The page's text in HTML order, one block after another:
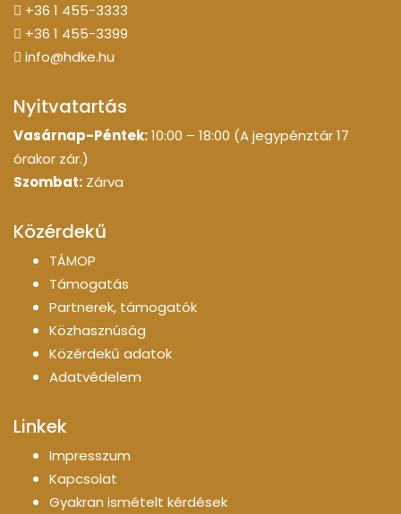
+36 1 455-3333
+36 1 455-3399
info@hdke.hu
Nyitvatartás
Vasárnap-Péntek:10:00 – 18:00 (A jegypénztár 17
órakor zár.)
Szombat: Zárva
Közérdekű
TÁMOP
Támogatás
Partnerek, támogatók
Közhasznúság
Közérdekű adatok
Adatvédelem
Linkek
Impresszum
Kapcsolat
Gyakran ismételt kérdések